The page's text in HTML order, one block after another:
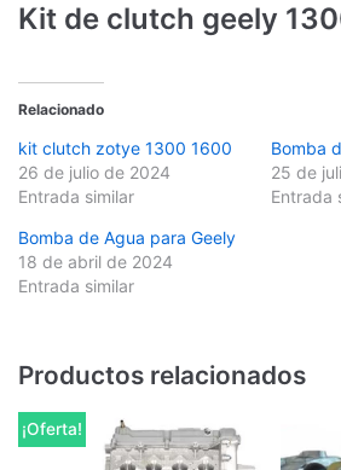
Kit de clutch geely
Relacionado
kit clutch zotye 1300 1600
26 de julio de 2024
Entrada similar
Bomba
25 de
Entrada
Bomba de Agua para Geely
18 de abril de 2024
Entrada similar
Productos relacionados
¡Oferta!